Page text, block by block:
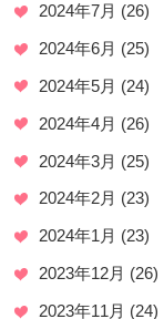
2024年7月 (26)
2024年6月 (25)
2024年5月 (24)
2024年4月 (26)
2024年3月 (25)
2024年2月 (23)
2024年1月 (23)
2023年12月 (26)
2023年11月 (24)